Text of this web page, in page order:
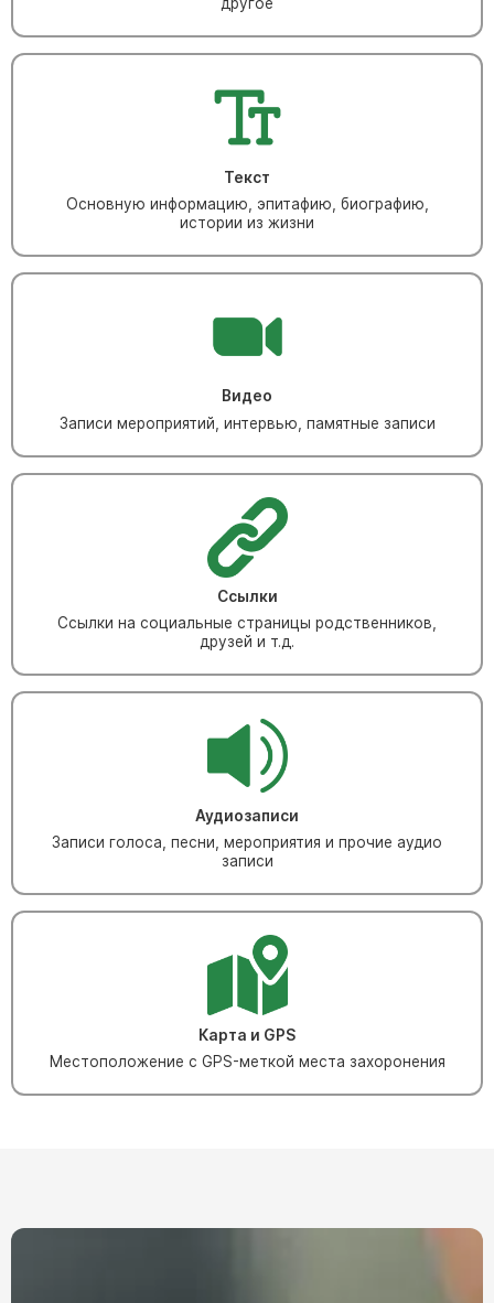
Барельефы
Кресты
Распятие
Скорбящие
Цветы
Текст
Основную информацию, эпитафию, биографию,
истории из жизни
Видео
Записи мероприятий, интервью, памятные записи
Ссылки
Ссылки на социальные страницы родственников,
друзей и т.д.
Аудиозаписи
Записи голоса, песни, мероприятия и прочие аудио
записи
Карта и GPS
Местоположение с GPS-меткой места захоронения